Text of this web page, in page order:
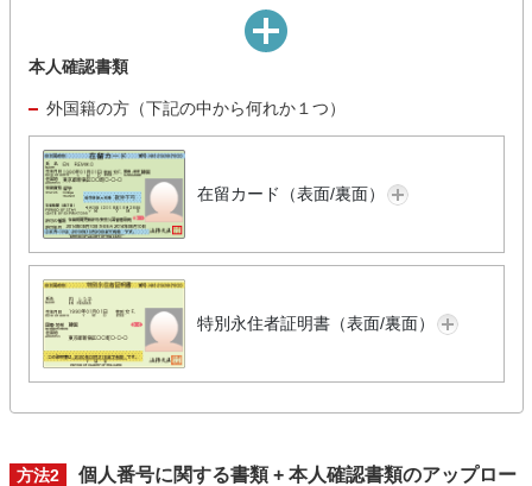
本人確認書類
外国籍の方（下記の中から何れか１つ）
在留カード（表面/裏面）
特別永住者証明書（表面/裏面）
方法2
個人番号に関する書類 + 本人確認書類のアップロー